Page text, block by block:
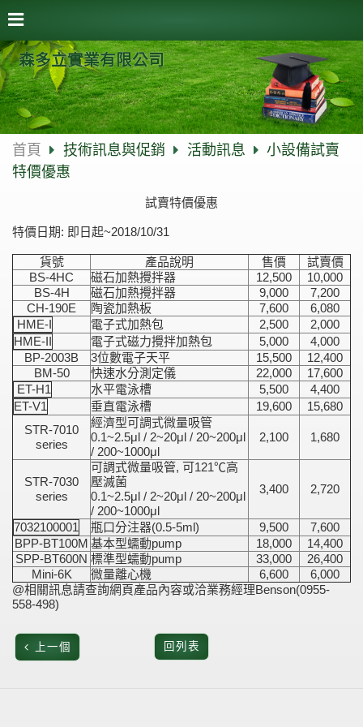
森多立實業有限公司
首頁 技術訊息與促銷 活動訊息
小設備試賣
特價優惠
試賣特價優惠
特價日期: 即日起~2018/10/31
貨號 產品說明 售價
試賣價
BS-4HC
磁石加熱攪拌器 12,500
10,000
BS-4H
磁石加熱攪拌器 9,000
7,200
CH-190E
陶瓷加熱板 7,600
6,080
HME-I
電子式加熱包 2,500
2,000
HME-II
電子式磁力攪拌加熱包 5,000
4,000
BP-2003B
3位數電子天平 15,500
12,400
BM-50
快速水分測定儀 22,000
17,600
ET-H1
水平電泳槽 5,500
4,400
ET-V1
垂直電泳槽 19,600
15,680
STR-7010
series
經濟型可調式微量吸管
0.1~2.5μl / 2~20μl / 20~200μl
/ 200~1000μl
2,100 1,680
STR-7030
series
可調式微量吸管, 可121℃高
壓滅菌
0.1~2.5μl / 2~20μl / 20~200μl
/ 200~1000μl
3,400 2,720
7032100001 瓶口分注器(0.5-5ml) 9,500
7,600
BPP-BT100M 基本型蠕動pump 18,000
14,400
SPP-BT600N 標準型蠕動pump 33,000
26,400
Mini-6K
微量離心機 6,600
6,000
@相關訊息請查詢網頁產品內容或洽業務經理Benson(0955-
558-498)
上一個 回列表